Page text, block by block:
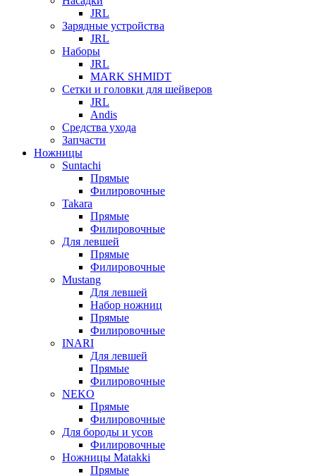
JRL
Зарядные устройства
JRL
Наборы
JRL
MARK SHMIDT
Сетки и головки для шейверов
JRL
Andis
Средства ухода
Запчасти
Ножницы
Suntachi
Прямые
Филировочные
Takara
Прямые
Филировочные
Для левшей
Прямые
Филировочные
Mustang
Для левшей
Набор ножниц
Прямые
Филировочные
INARI
Для левшей
Прямые
Филировочные
NEKO
Прямые
Филировочные
Для бороды и усов
Филировочные
Ножницы Matakki
Прямые